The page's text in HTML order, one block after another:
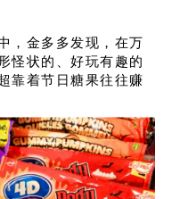
，金多多发现，在万
怪状的、好玩有趣的
靠着节日糖果往往赚